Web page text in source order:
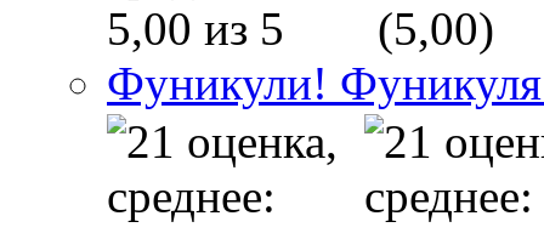
(5,00)
Фуникули!